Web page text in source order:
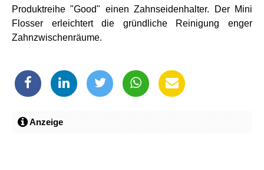
Produktreihe "Good" einen Zahnseidenhalter. Der Mini
Flosser erleichtert die gründliche Reinigung enger
Zahnzwischenräume.
Anzeige